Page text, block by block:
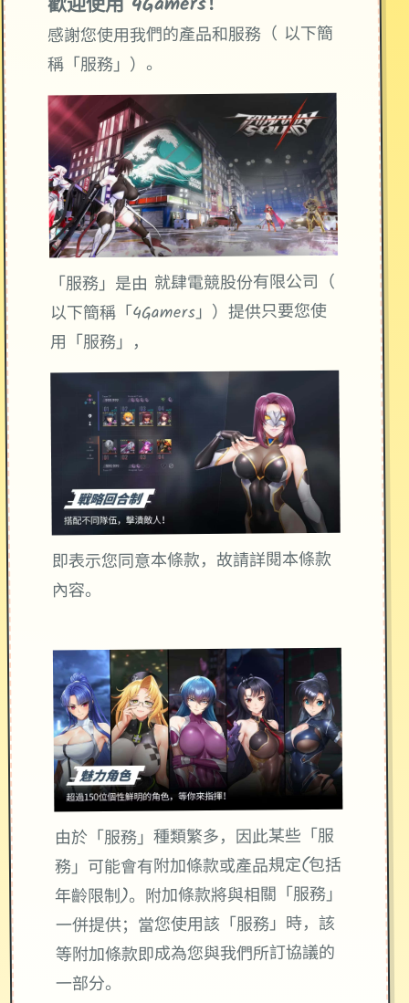
感謝您使用我們的產品和服務（ 以下簡
稱「服務」）。
「服務」是由 就肆電競股份有限公司（
以下簡稱「4Gamers」）提供只要您使
用「服務」，
即表示您同意本條款，故請詳閱本條款
內容。
由於「服務」種類繁多，因此某些「服
務」可能會有附加條款或產品規定(包括
年齡限制)。附加條款將與相關「服務」
一併提供；當您使用該「服務」時，該
等附加條款即成為您與我們所訂協議的
一部分。